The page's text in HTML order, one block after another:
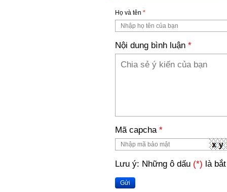
Họ và tên *
Nội dung bình luận *
Mã capcha *
Lưu ý: Những ô dấu (*) là
Gửi